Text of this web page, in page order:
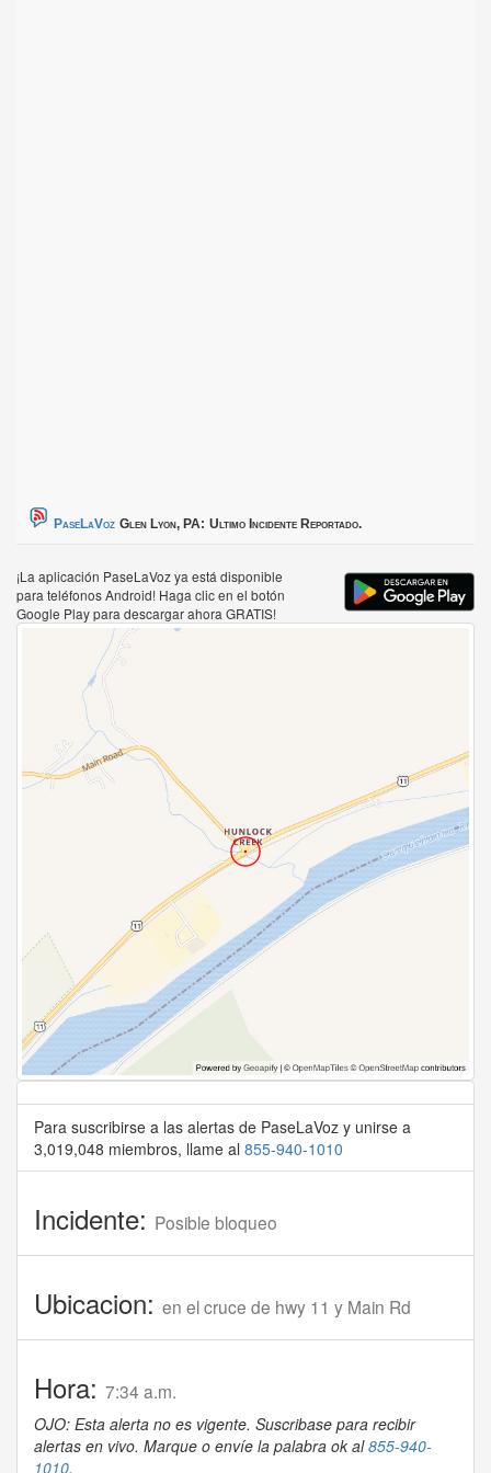
PaseLaVoz Glen Lyon, PA: Ultimo Incidente Reportado.
¡La aplicación PaseLaVoz ya está disponible
para teléfonos Android! Haga clic en el botón
Google Play para descargar ahora GRATIS!
Para suscribirse a las alertas de PaseLaVoz y unirse a
3,019,048 miembros, llame al 855-940-1010
Incidente: Posible bloqueo
Ubicacion: en el cruce de hwy 11 y Main Rd
Hora: 7:34 a.m.
OJO: Esta alerta no es vigente. Suscribase para recibir
alertas en vivo. Marque o envíe la palabra ok al855-940-
1010.